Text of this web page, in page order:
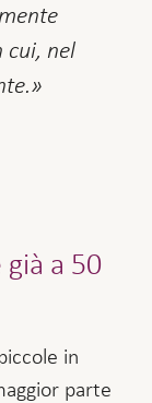
cui, nel
a 50
in
parte